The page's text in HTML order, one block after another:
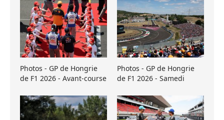
Photos - GP de Hongrie
de F1 2026 - Avant-course
Photos - GP de Hongrie
de F1 2026 - Samedi